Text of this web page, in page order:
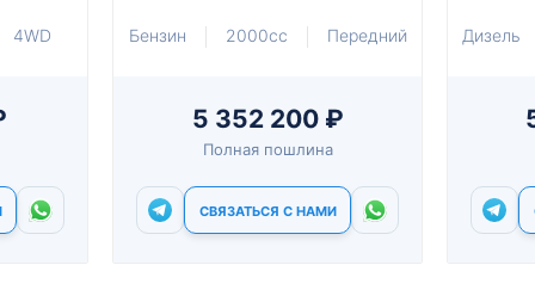
4WD Бензин 2000cc Передний
5 352 200 ₽
Полная пошлина
СВЯЗАТЬСЯ С НАМИ
Дизель